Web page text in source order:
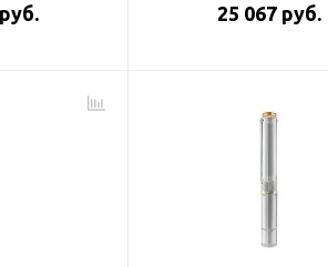
25 067 руб.